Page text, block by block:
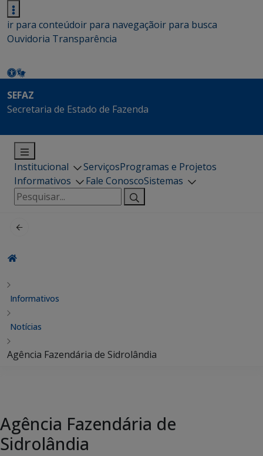
ir para conteúdoir para navegaçãoir para busca
Ouvidoria Transparência
SEFAZ
Secretaria de Estado de Fazenda
Institucional ServiçosProgramas e Projetos
Informativos
Fale ConoscoSistemas
Pesquisar
por:
Informativos
Notícias
Agência Fazendária de Sidrolândia
Agência Fazendária de
Sidrolândia